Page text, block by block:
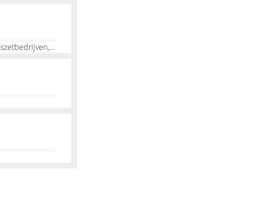
Schilders, schilderbedrijven en schilderwerken, Behangers, Glas en Schilders, Glaszetters en Glaszetbedrijven, Glas